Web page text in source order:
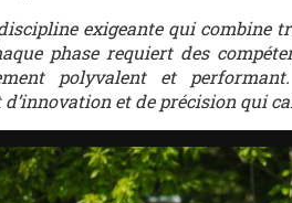
exigeante qui combine
phase requiert des
polyvalent et
et de précision qui